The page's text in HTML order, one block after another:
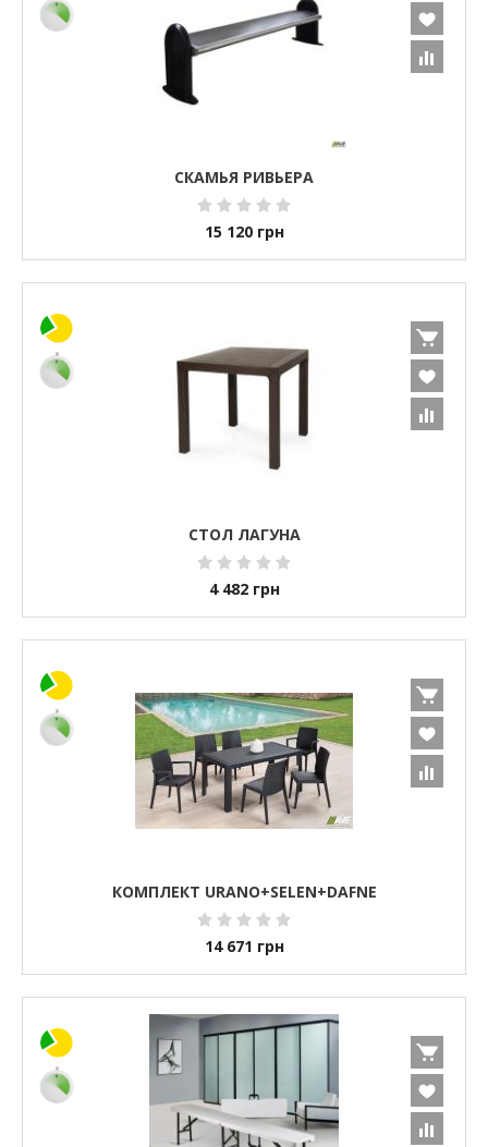
СКАМЬЯ РИВЬЕРА
15 120 грн
СТОЛ ЛАГУНА
4 482 грн
КОМПЛЕКТ URANO+SELEN+DAFNE
14 671 грн